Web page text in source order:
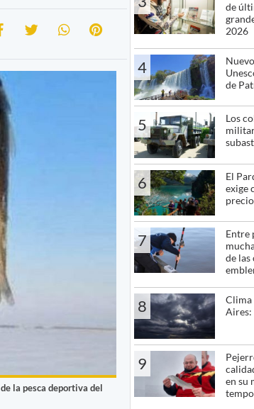
la pesca deportiva del
de
2026
4
de
5
Los
6
El
exige
7
Entre
de las
8
Clima
Aires:
9
en su